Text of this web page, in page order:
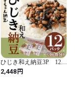
ひじき和え納豆3P 12個
入
2,448円